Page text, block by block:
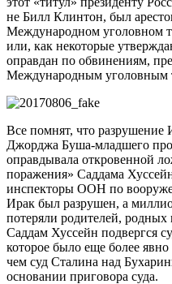
не Билл Клинтон, был
Международном уголовном
или, как некоторые
оправдан по обвинениям,
Международным уголовным
Все помнят, что
Джорджа Буша-младшего
оправдывала откровенной
поражения» Саддама
инспекторы ООН по
Ирак был разрушен, а
потеряли родителей,
Саддам Хуссейн подвергся
которое было еще более
чем суд Сталина над
основании приговора суда.